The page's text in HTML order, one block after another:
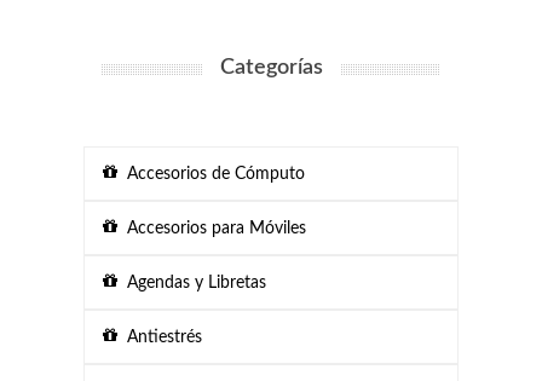
Categorías
Accesorios de Cómputo
Accesorios para Móviles
Agendas y Libretas
Antiestrés